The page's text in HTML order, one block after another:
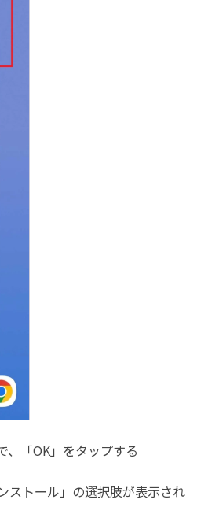
、「OK」をタップする
ストール」の選択肢が表示され